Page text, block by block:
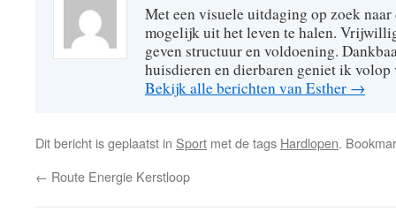
Met een visuele uitdaging op zoek
mogelijk uit het leven te halen.
geven structuur en voldoening.
huisdieren en dierbaren geniet ik volop
Bekijk alle berichten van Esther →
Dit bericht is geplaatst in Sport met de tags Hardlopen.
← Route Energie Kerstloop